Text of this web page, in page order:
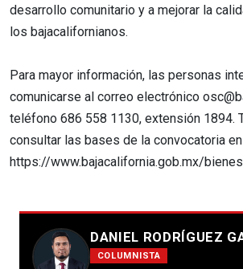
desarrollo comunitario y a mejorar la
los bajacalifornianos.
Para mayor información, las personas
comunicarse al correo electrónico
teléfono 686 558 1130, extensión 1894.
consultar las bases de la convocatoria
https://www.bajacalifornia.gob.mx/
DANIEL RODRÍGUEZ
COLUMNISTA